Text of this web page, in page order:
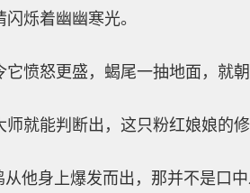
烁着幽幽寒光。
愤怒更盛，蝎尾一抽地面，就
就能判断出，这只粉红娘娘的
他身上爆发而出，那并不是口